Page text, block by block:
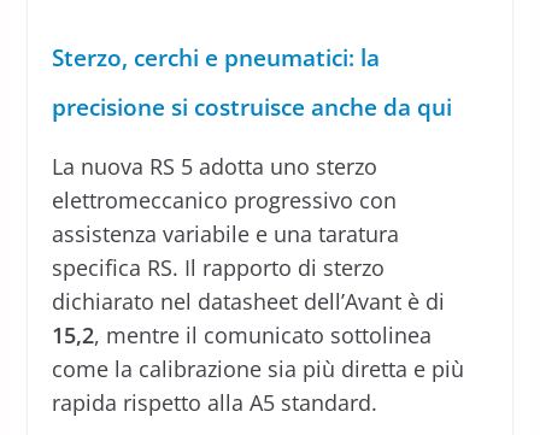
Sterzo, cerchi e pneumatici: la
precisione si costruisce anche da qui
La nuova RS 5 adotta uno sterzo
elettromeccanico progressivo con
assistenza variabile e una taratura
specifica RS. Il rapporto di sterzo
dichiarato nel datasheet dell’Avant è di
15,2, mentre il comunicato sottolinea
come la calibrazione sia più diretta e più
rapida rispetto alla A5 standard.